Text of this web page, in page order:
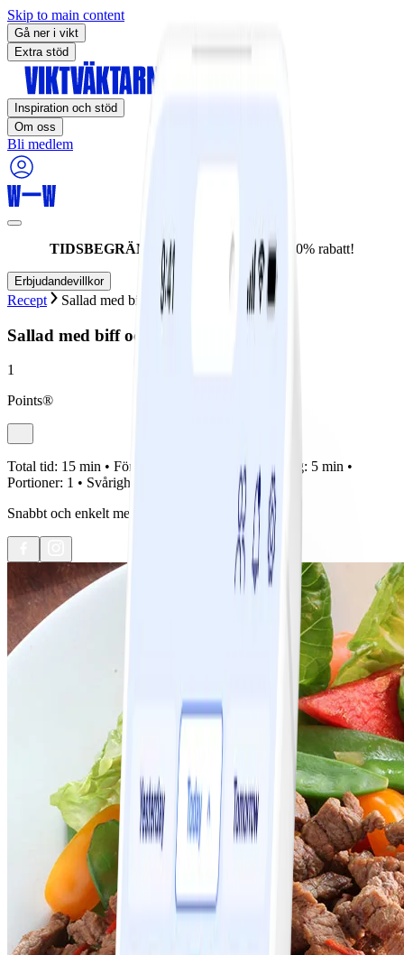
Skip to main content
Gå ner i vikt
Extra stöd
Inspiration och stöd
Om oss
Bli medlem
TIDSBEGRÄNSAT ERBJUDANDE: 60% rabatt!
Erbjudandevillkor
Recept Sallad med biff och melon
Sallad med biff och melon
1
Points®
Total tid: 15 min • Förberedelse: 10 min • Tillagning: 5 min •
Portioner: 1 • Svårighetsgrad:
Snabbt och enkelt men så gott och färgglatt!